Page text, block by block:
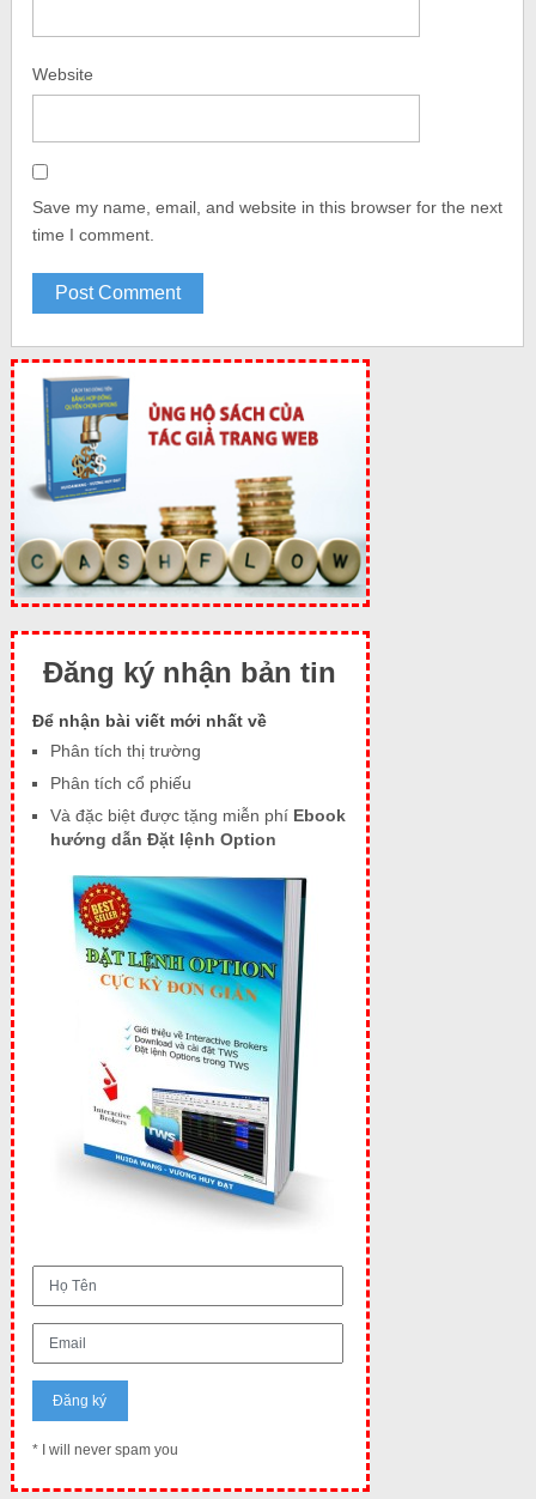
Website
Save my name, email, and website in this browser for the next
time I comment.
Đăng ký nhận bản tin
Để nhận bài viết mới nhất về
Phân tích thị trường
Phân tích cổ phiếu
Và đặc biệt được tặng miễn phí Ebook
hướng dẫn Đặt lệnh Option
* I will never spam you